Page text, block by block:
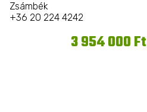
Zsámbék
+36 20 224 4242
3 954 000